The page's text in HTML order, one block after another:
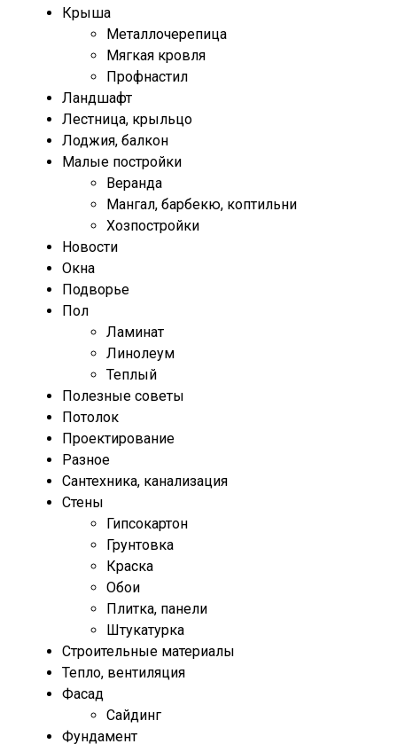
Крыша
Металлочерепица
Мягкая кровля
Профнастил
Ландшафт
Лестница, крыльцо
Лоджия, балкон
Малые постройки
Веранда
Мангал, барбекю, коптильни
Хозпостройки
Новости
Окна
Подворье
Пол
Ламинат
Линолеум
Теплый
Полезные советы
Потолок
Проектирование
Разное
Сантехника, канализация
Стены
Гипсокартон
Грунтовка
Краска
Обои
Плитка, панели
Штукатурка
Строительные материалы
Тепло, вентиляция
Фасад
Сайдинг
Фундамент